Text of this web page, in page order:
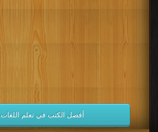
كتب 1992
كتب 1990
كتب 1989 كتب 1988
كتب 1984
كتب 1980
كتب 1978
كتب 1977 كتب 1976
كتب 1974
كتب 1973 كتب 1972
أفضل الكتب في تعلم اللغات